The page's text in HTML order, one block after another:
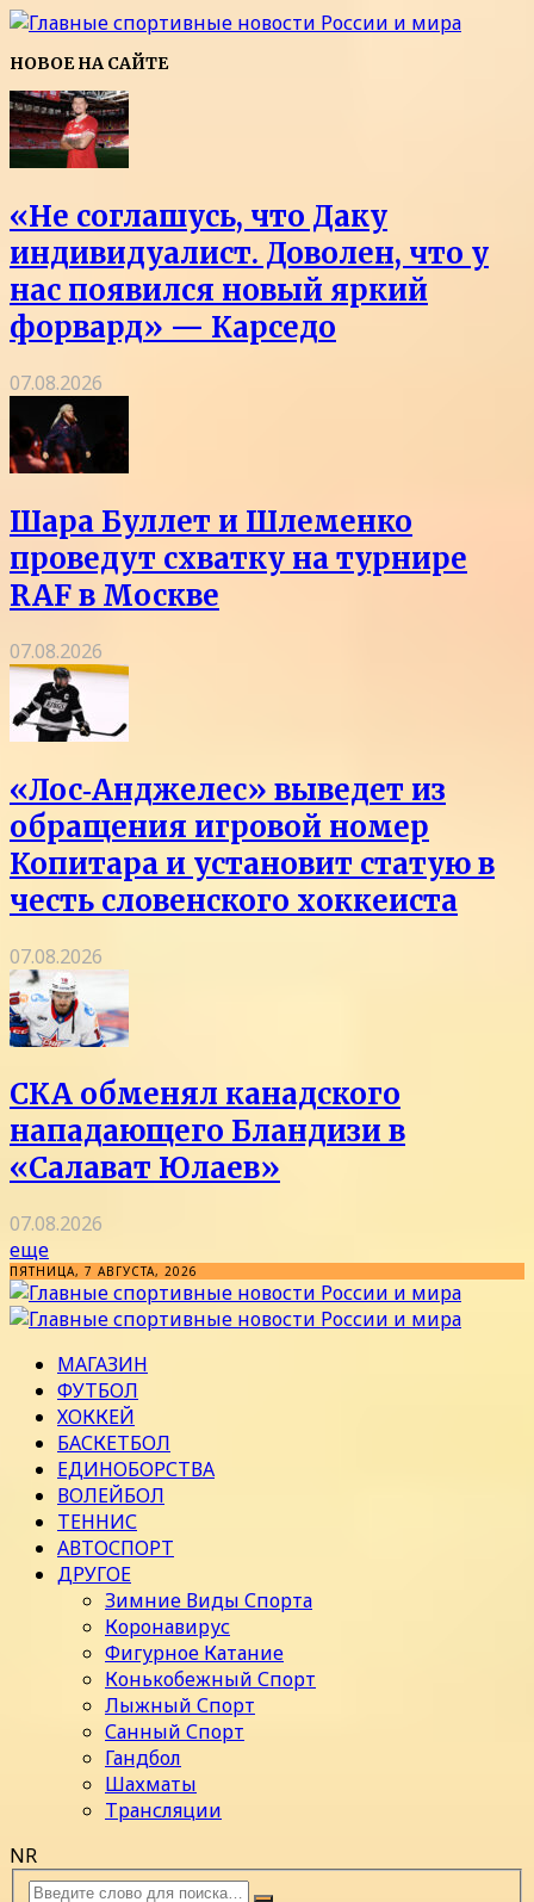
НОВОЕ НА САЙТЕ
«Не соглашусь, что Даку
индивидуалист. Доволен, что у
нас появился новый яркий
форвард» — Карседо
07.08.2026
Шара Буллет и Шлеменко
проведут схватку на турнире
RAF в Москве
07.08.2026
«Лос‑Анджелес» выведет из
обращения игровой номер
Копитара и установит статую в
честь словенского хоккеиста
07.08.2026
СКА обменял канадского
нападающего Бландизи в
«Салават Юлаев»
07.08.2026
еще
ПЯТНИЦА, 7 АВГУСТА, 2026
МАГАЗИН
ФУТБОЛ
ХОККЕЙ
БАСКЕТБОЛ
ЕДИНОБОРСТВА
ВОЛЕЙБОЛ
ТЕННИС
АВТОСПОРТ
ДРУГОЕ
Зимние Виды Спорта
Коронавирус
Фигурное Катание
Конькобежный Спорт
Лыжный Спорт
Санный Спорт
Гандбол
Шахматы
Трансляции
NR